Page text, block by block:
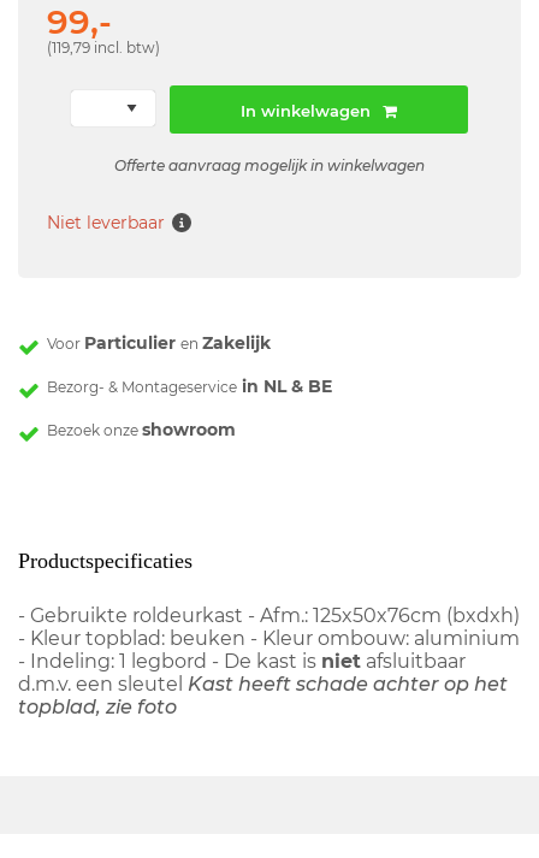
99,-
(119,79 incl. btw)
In winkelwagen
Offerte aanvraag mogelijk in winkelwagen
Niet leverbaar
Voor Particulier en Zakelijk
Bezorg- & Montageservice in NL & BE
Bezoek onze showroom
Productspecificaties
- Gebruikte roldeurkast - Afm.: 125x50x76cm (bxdxh)
- Kleur topblad: beuken - Kleur ombouw: aluminium
- Indeling: 1 legbord - De kast is niet afsluitbaar
d.m.v. een sleutel Kast heeft schade achter op het
topblad, zie foto